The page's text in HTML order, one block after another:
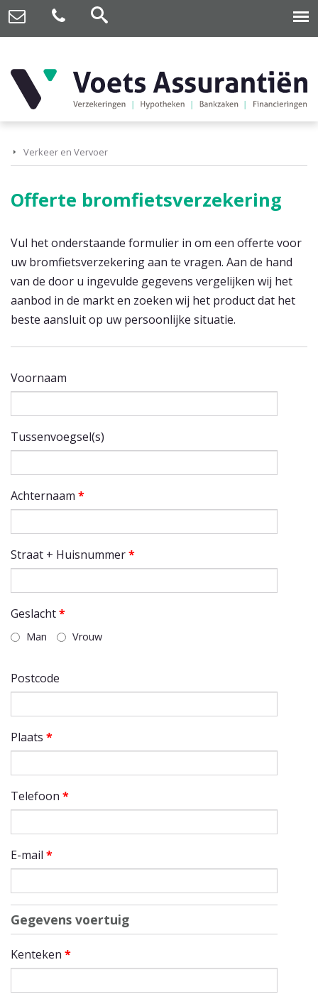
Verkeer en Vervoer
Offerte bromfietsverzekering
Vul het onderstaande formulier in om een offerte voor
uw bromfietsverzekering aan te vragen. Aan de hand
van de door u ingevulde gegevens vergelijken wij het
aanbod in de markt en zoeken wij het product dat het
beste aansluit op uw persoonlijke situatie.
Voornaam
Tussenvoegsel(s)
Achternaam *
Straat + Huisnummer*
Geslacht*
Man Vrouw
Postcode
Plaats *
Telefoon *
E-mail *
Gegevens voertuig
Kenteken *